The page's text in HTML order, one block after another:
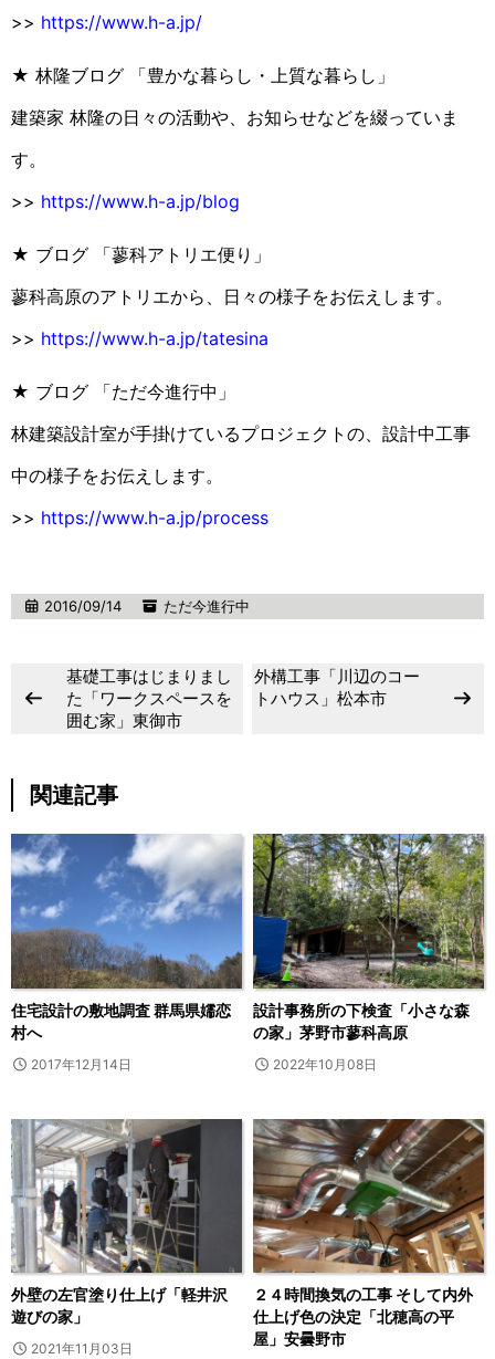
>> https://www.h-a.jp/
★ 林隆ブログ 「豊かな暮らし・上質な暮らし」
建築家 林隆の日々の活動や、お知らせなどを綴っていま
す。
>> https://www.h-a.jp/blog
★ ブログ 「蓼科アトリエ便り」
蓼科高原のアトリエから、日々の様子をお伝えします。
>> https://www.h-a.jp/tatesina
★ ブログ 「ただ今進行中」
林建築設計室が手掛けているプロジェクトの、設計中工事
中の様子をお伝えします。
>> https://www.h-a.jp/process
2016/09/14 ただ今進行中
基礎工事はじまりまし
た「ワークスペースを
囲む家」東御市
外構工事「川辺のコー
トハウス」松本市
関連記事
住宅設計の敷地調査 群馬県嬬恋
村へ
2017年12月14日
設計事務所の下検査「小さな森
の家」茅野市蓼科高原
2022年10月08日
外壁の左官塗り仕上げ「軽井沢
遊びの家」
2021年11月03日
２４時間換気の工事 そして内外
仕上げ色の決定「北穂高の平
屋」安曇野市